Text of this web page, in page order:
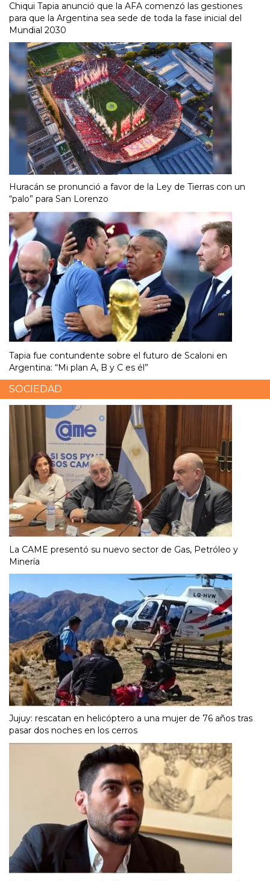
Chiqui Tapia anunció que la AFA comenzó las gestiones
para que la Argentina sea sede de toda la fase inicial del
Mundial 2030
Huracán se pronunció a favor de la Ley de Tierras con un
“palo” para San Lorenzo
Tapia fue contundente sobre el futuro de Scaloni en
Argentina: “Mi plan A, B y C es él”
SOCIEDAD
La CAME presentó su nuevo sector de Gas, Petróleo y
Minería
Jujuy: rescatan en helicóptero a una mujer de 76 años tras
pasar dos noches en los cerros